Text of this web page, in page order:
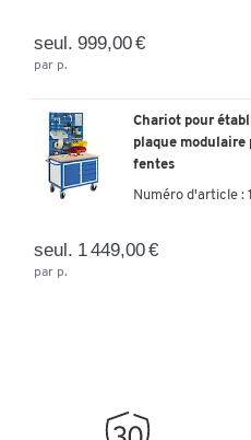
seul. 999,00 €
par p.
Chariot pour
plaque modulaire
fentes
Numéro d'article :
seul. 1 449,00 €
par p.